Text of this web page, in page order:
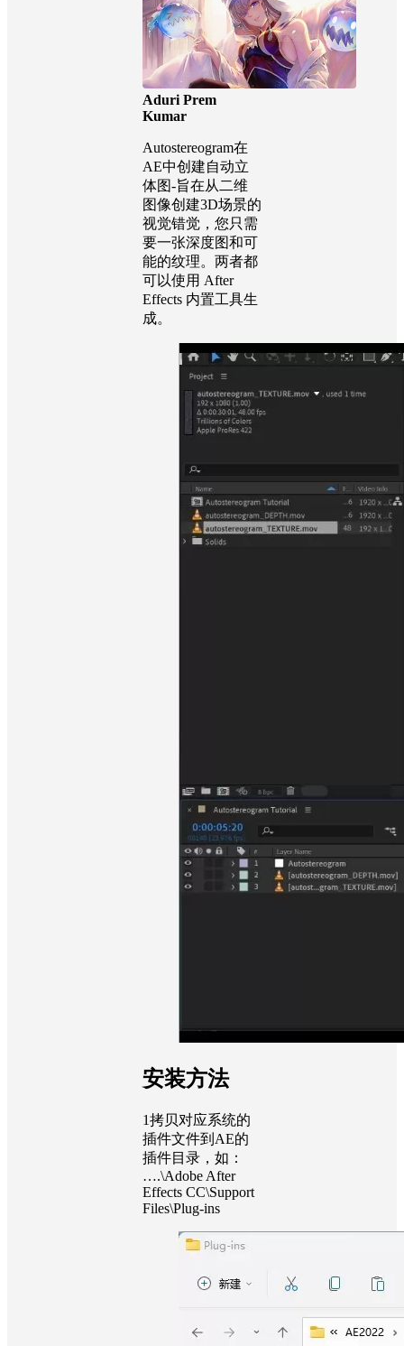
Aduri Prem
Kumar
Autostereogram在
AE中创建自动立
体图-旨在从二维
图像创建3D场景的
视觉错觉，您只需
要一张深度图和可
能的纹理。两者都
可以使用 After
Effects 内置工具生
成。
安装方法
1拷贝对应系统的
插件文件到AE的
插件目录，如：
….\Adobe After
Effects CC\Support
Files\Plug-ins